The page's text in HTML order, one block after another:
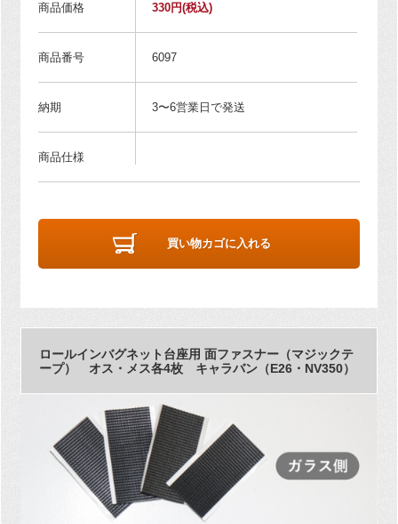
商品価格 330円(税込)
商品番号 6097
納期 3〜6営業日で発送
商品仕様
買い物カゴに入れる
ロールインバグネット台座用 面ファスナー（マジックテ
ープ） オス・メス各4枚 キャラバン（E26・NV350）